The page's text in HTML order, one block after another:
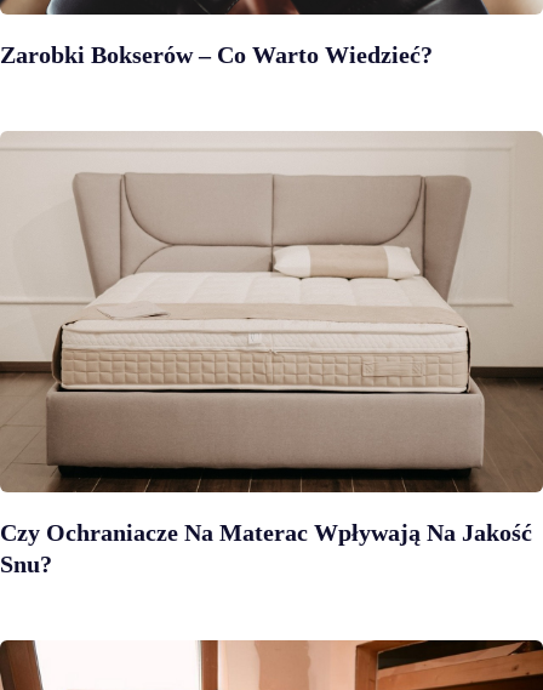
Zarobki Bokserów – Co Warto Wiedzieć?
Czy Ochraniacze Na Materac Wpływają Na Jakość
Snu?